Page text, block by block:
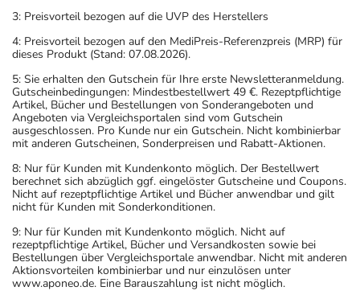
3: Preisvorteil bezogen auf die UVP des Herstellers
4: Preisvorteil bezogen auf den MediPreis-Referenzpreis (MRP) für
dieses Produkt (Stand: 07.08.2026).
5: Sie erhalten den Gutschein für Ihre erste Newsletteranmeldung.
Gutscheinbedingungen: Mindestbestellwert 49 €. Rezeptpflichtige
Artikel, Bücher und Bestellungen von Sonderangeboten und
Angeboten via Vergleichsportalen sind vom Gutschein
ausgeschlossen. Pro Kunde nur ein Gutschein. Nicht kombinierbar
mit anderen Gutscheinen, Sonderpreisen und Rabatt-Aktionen.
8: Nur für Kunden mit Kundenkonto möglich. Der Bestellwert
berechnet sich abzüglich ggf. eingelöster Gutscheine und Coupons.
Nicht auf rezeptpflichtige Artikel und Bücher anwendbar und gilt
nicht für Kunden mit Sonderkonditionen.
9: Nur für Kunden mit Kundenkonto möglich. Nicht auf
rezeptpflichtige Artikel, Bücher und Versandkosten sowie bei
Bestellungen über Vergleichsportale anwendbar. Nicht mit anderen
Aktionsvorteilen kombinierbar und nur einzulösen unter
www.aponeo.de. Eine Barauszahlung ist nicht möglich.